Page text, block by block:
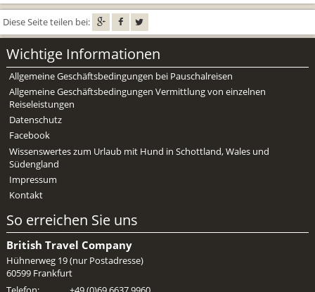
Reiseunterlagen
Unterkünfte
Zimmer
Diese Seite teilen bei:
Wichtige Informationen
Allgemeine Geschäftsbedingungen bei Pauschalreisen
Allgemeine Geschäftsbedingungen Vermittlung von einzelnen
Reiseleistungen
Datenschutz
Facebook
Wissenswertes zum Urlaub mit Hund in Schottland, Wales und
Südengland
Impressum
Kontakt
So erreichen Sie uns
British Travel Company
Hühnerweg 19 (nur Postadresse)
60599 Frankfurt